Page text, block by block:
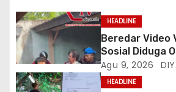
HEADLINE
Beredar Video
Sosial Diduga
Menampar
Parkir Sekolah
Agu 9, 2026
HEADLINE